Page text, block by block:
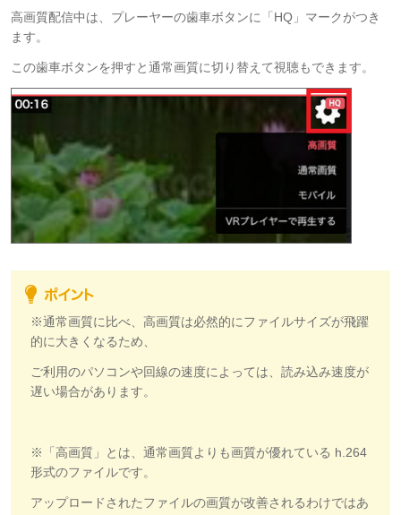
高画質配信中は、プレーヤーの歯車ボタンに「HQ」マークがつき
ます。
この歯車ボタンを押すと通常画質に切り替えて視聴もできます。
※通常画質に比べ、高画質は必然的にファイルサイズが飛躍
的に大きくなるため、
ご利用のパソコンや回線の速度によっては、読み込み速度が
遅い場合があります。
※「高画質」とは、通常画質よりも画質が優れている h.264
形式のファイルです。
アップロードされたファイルの画質が改善されるわけではあ